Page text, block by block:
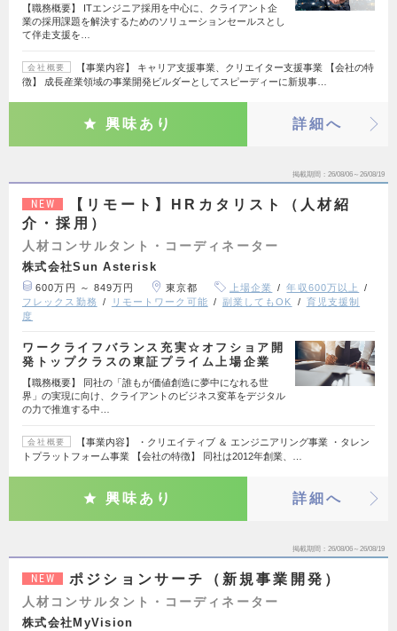
【職務概要】 ITエンジニア採用を中心に、クライアント企
業の採用課題を解決するためのソリューションセールスとし
て伴走支援を…
会社概要
【事業内容】 キャリア支援事業、クリエイター支援事業 【会社の特
徴】 成長産業領域の事業開発ビルダーとしてスピーディーに新規事…
興味あり 詳細へ
掲載期間 26/08/06～26/08/19
NEW
【リモート】HRカタリスト（人材紹
介・採用）
人材コンサルタント・コーディネーター
株式会社Sun Asterisk
600万円 ～ 849万円 東京都 上場企業
年収600万以上
フレックス勤務
リモートワーク可能 副業してもOK
育児支援制
度
ワークライフバランス充実☆オフショア開
発トップクラスの東証プライム上場企業
【職務概要】 同社の「誰もが価値創造に夢中になれる世
界」の実現に向け、クライアントのビジネス変革をデジタル
の力で推進する中…
会社概要
【事業内容】 ・クリエイティブ ＆ エンジニアリング事業 ・タレン
トプラットフォーム事業 【会社の特徴】 同社は2012年創業、…
興味あり 詳細へ
掲載期間 26/08/06～26/08/19
NEW ポジションサーチ（新規事業開発）
人材コンサルタント・コーディネーター
株式会社MyVision